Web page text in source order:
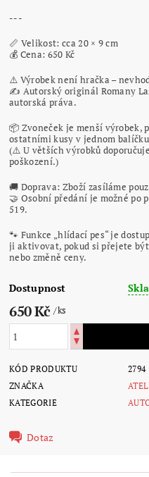
---
📏 Velikost: cca 20 × 9 cm
💰 Cena: 650 Kč
⚠️ Výrobek není hračka –
✍️ Autorský originál Romany
autorská práva.
📦 Zvoneček je menší výrobek,
ostatními kusy v jednom
(⚠️ U větších výrobků
poškození.)
🚚 Doprava: Zboží zasíláme
🤝 Osobní předání je možné po
519.
🐾 Funkce „hlídací pes“ je
ji aktivovat, pokud si přejete
nebo změně ceny.
Dostupnost
650 Kč/ ks
KÓD PRODUKTU
2794
ZNAČKA
KATEGORIE
Dotaz